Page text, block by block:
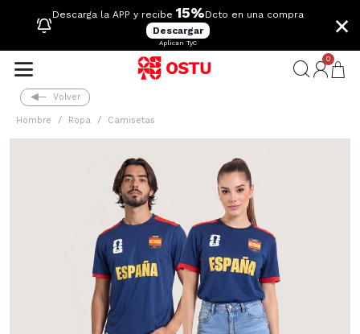
Descarga la APP y recibe 15%Dcto en una compra
Descargar
Aplican TyC
×
0
Volver
Hombre Ropa Camisetas